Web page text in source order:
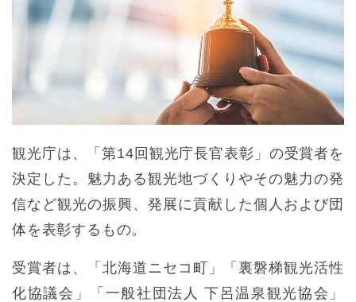
観光庁は、「第14回観光庁長官表彰」の受賞者を
決定した。魅力ある観光地づくりやその魅力の発
信など観光の振興、発展に貢献した個人および団
体を表彰するもの。
受賞者は、「北海道ニセコ町」「裏磐梯観光活性
化協議会」「一般社団法人 下呂温泉観光協会」